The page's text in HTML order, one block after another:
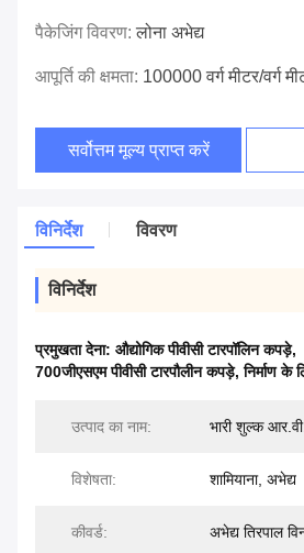
पैकेजिंग विवरण:लोना अभेद्य
आपूर्ति की क्षमता: 100000 वर्ग मीटर/वर्ग
सर्वोत्तम मूल्य प्राप्त करें
विनिर्देश विवरण
विनिर्देश
प्रमुखता देना: औद्योगिक पीवीसी टारपॉलिन कपड़े,
700जीएसएम पीवीसी टारपौलीन कपड़े,निर्माण के
उत्पाद का नाम: भारी शुल्क
विशेषता: शामियाना, अभेद्य
कीवर्ड: अभेद्य तिरपाल